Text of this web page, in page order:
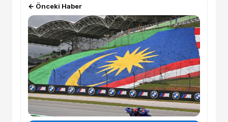
← Önceki Haber